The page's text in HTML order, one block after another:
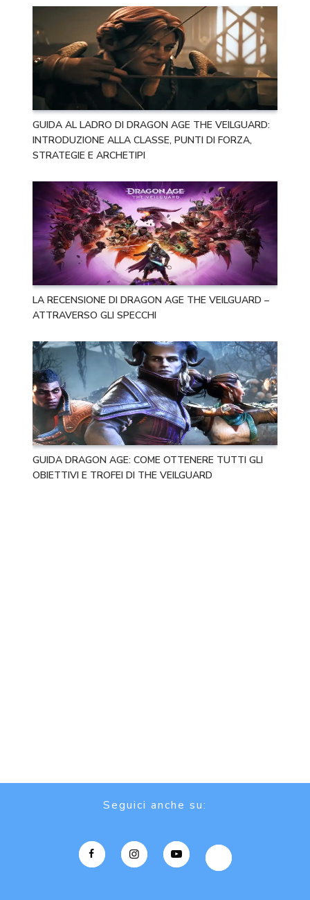
GUIDA AL LADRO DI DRAGON AGE THE VEILGUARD:
INTRODUZIONE ALLA CLASSE, PUNTI DI FORZA,
STRATEGIE E ARCHETIPI
LA RECENSIONE DI DRAGON AGE THE VEILGUARD –
ATTRAVERSO GLI SPECCHI
GUIDA DRAGON AGE: COME OTTENERE TUTTI GLI
OBIETTIVI E TROFEI DI THE VEILGUARD
Seguici anche su: